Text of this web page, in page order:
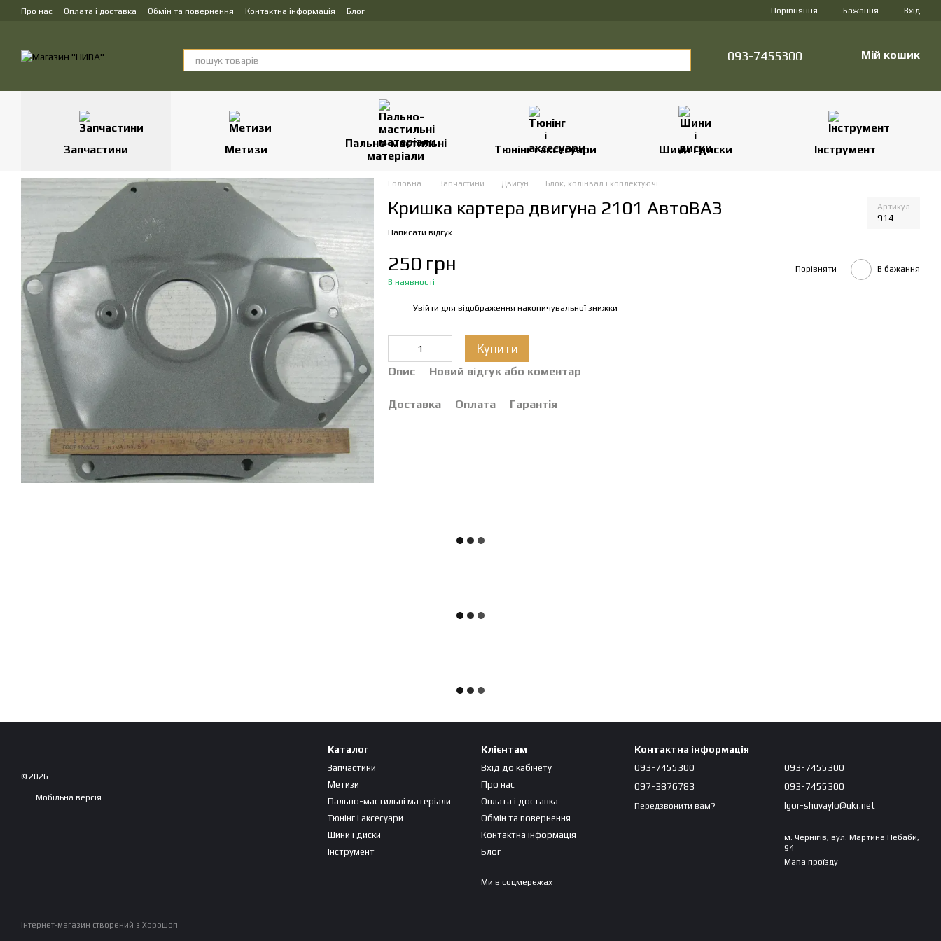
Перейти до основного контенту
Про нас Оплата і доставка Обмін та повернення Контактна інформація Блог Порівняння Бажання Вхід
093-7455300 Мій кошик
Запчастини Метизи
Пально-мастильні
матеріали
Тюнінг і аксесуари Шини і диски Інструмент
Головна Запчастини Двигун Блок, колінвал і коплектуючі
Кришка картера двигуна 2101 АвтоВАЗ Артикул
914
Написати відгук
250 грн
В наявності
Порівняти В бажання
Увійти для відображення накопичувальної знижки
Купити
Опис Новий відгук або коментар
Доставка Оплата Гарантія
© 2026
Мобільна версія
Інтернет-магазин створений з Хорошоп
Каталог
Запчастини
Метизи
Пально-мастильні матеріали
Тюнінг і аксесуари
Шини і диски
Інструмент
Клієнтам
Вхід до кабінету
Про нас
Оплата і доставка
Обмін та повернення
Контактна інформація
Блог
Ми в соцмережах
Контактна інформація
093-7455300
097-3876783
Передзвонити вам?
093-7455300
093-7455300
Igor-shuvaylo@ukr.net
м. Чернігів, вул. Мартина Небаби,
94
Мапа проїзду